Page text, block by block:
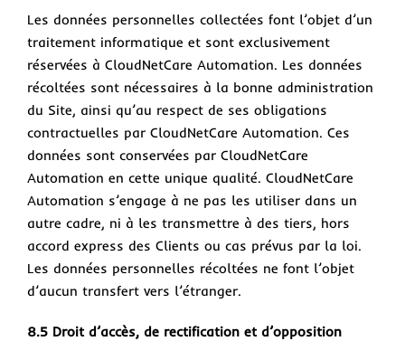
Les données personnelles collectées font l’objet d’un
traitement informatique et sont exclusivement
réservées à CloudNetCare Automation. Les données
récoltées sont nécessaires à la bonne administration
du Site, ainsi qu’au respect de ses obligations
contractuelles par CloudNetCare Automation. Ces
données sont conservées par CloudNetCare
Automation en cette unique qualité. CloudNetCare
Automation s’engage à ne pas les utiliser dans un
autre cadre, ni à les transmettre à des tiers, hors
accord express des Clients ou cas prévus par la loi.
Les données personnelles récoltées ne font l’objet
d’aucun transfert vers l’étranger.
8.5 Droit d’accès, de rectification et d’opposition